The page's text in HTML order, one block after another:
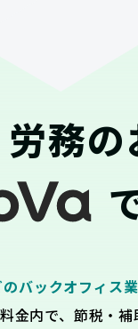
務の
のバックオフィス
金内で、節税・